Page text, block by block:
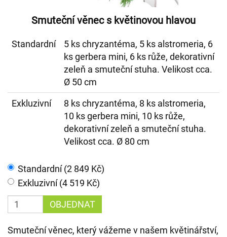
Smuteční věnec s květinovou hlavou
Standardní
5 ks chryzantéma, 5 ks alstromeria, 6
ks gerbera mini, 6 ks růže, dekorativní
zeleň a smuteční stuha. Velikost cca.
Ø 50 cm
Exkluzivní
8 ks chryzantéma, 8 ks alstromeria,
10 ks gerbera mini, 10 ks růže,
dekorativní zeleň a smuteční stuha.
Velikost cca. Ø 80 cm
Standardní (2 849 Kč)
Exkluzivní (4 519 Kč)
OBJEDNAT
Smuteční věnec, který vážeme v našem květinářství,